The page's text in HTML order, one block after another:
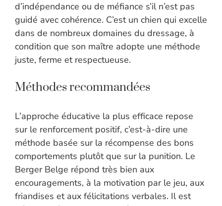
d’indépendance ou de méfiance s’il n’est pas
guidé avec cohérence. C’est un chien qui excelle
dans de nombreux domaines du dressage, à
condition que son maître adopte une méthode
juste, ferme et respectueuse.
Méthodes recommandées
L’approche éducative la plus efficace repose
sur le renforcement positif, c’est-à-dire une
méthode basée sur la récompense des bons
comportements plutôt que sur la punition. Le
Berger Belge répond très bien aux
encouragements, à la motivation par le jeu, aux
friandises et aux félicitations verbales. Il est